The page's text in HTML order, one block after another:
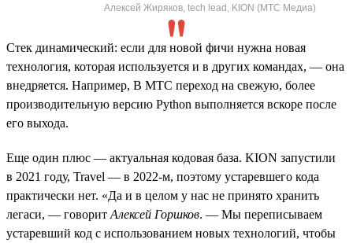
Алексей Жиряков, tech lead, KION (МТС Медиа)
Стек динамический: если для новой фичи нужна новая
технология, которая используется и в других командах, — она
внедряется. Например, В МТС переход на свежую, более
производительную версию Python выполняется вскоре после
его выхода.
Еще один плюс — актуальная кодовая база. KION запустили
в 2021 году, Travel — в 2022-м, поэтому устаревшего кода
практически нет. «Да и в целом у нас не принято хранить
легаси, — говорит Алексей Горшков. — Мы переписываем
устаревший код с использованием новых технологий, чтобы